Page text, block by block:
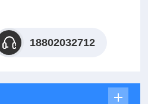
18802032712